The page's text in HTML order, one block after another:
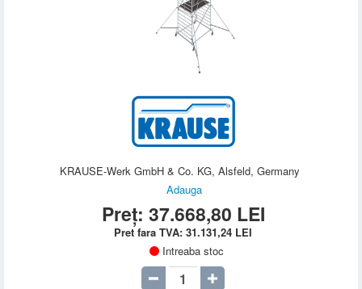
KRAUSE-Werk GmbH & Co. KG, Alsfeld, Germany
Adauga
Preț: 37.668,80 LEI
Pret fara TVA:31.131,24 LEI
Intreaba stoc